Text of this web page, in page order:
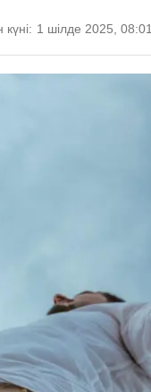
1 шілде 2025, 08:01